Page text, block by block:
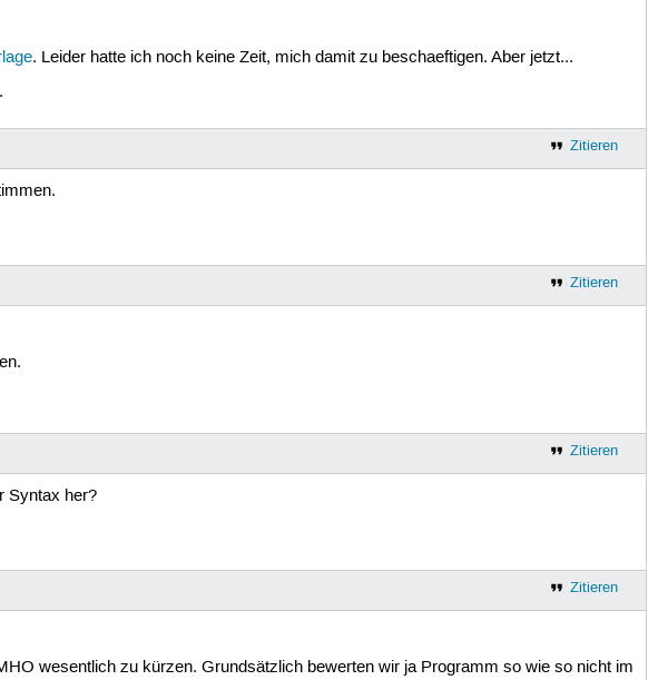
. Leider hatte ich noch keine Zeit, mich damit zu beschaeftigen. Aber jetzt...
Zitieren
Zitieren
Zitieren
Syntax her?
Zitieren
wesentlich zu kürzen. Grundsätzlich bewerten wir ja Programm so wie so nicht im